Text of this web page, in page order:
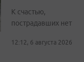
К счастью,
пострадавших нет
12:12, 6 августа 2026